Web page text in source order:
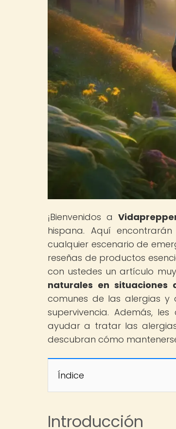
¡Bienvenidos a
hispana. Aquí
cualquier escenario de
reseñas de productos
con ustedes un artículo
naturales en situaciones
comunes de las alergias y
supervivencia. Además,
ayudar a tratar las alergias
descubran cómo
Índice
Introducción